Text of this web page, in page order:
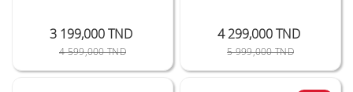
3 199,000 TND
4 599,000 TNDPrix Public
Prix
4 299,000 TND
5 999,000 TNDPrix Public
Prix